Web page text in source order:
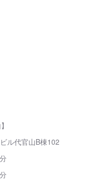
ル代官山B棟102